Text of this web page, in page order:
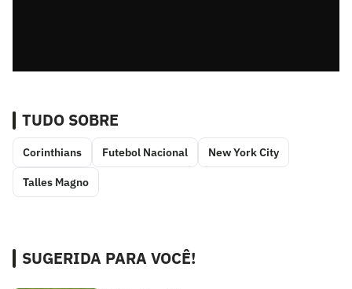
TUDO SOBRE
Corinthians Futebol Nacional New York City
Talles Magno
SUGERIDA PARA VOCÊ!